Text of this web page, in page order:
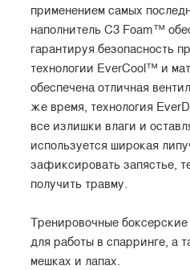
применением самых
наполнитель C3 Foam™
гарантируя безопасность
технологии EverCool™ и
обеспечена отличная
же время, технология
все излишки влаги и
используется широкая
зафиксировать запястье,
получить травму.
Тренировочные
для работы в спарринге, а
мешках и лапах.